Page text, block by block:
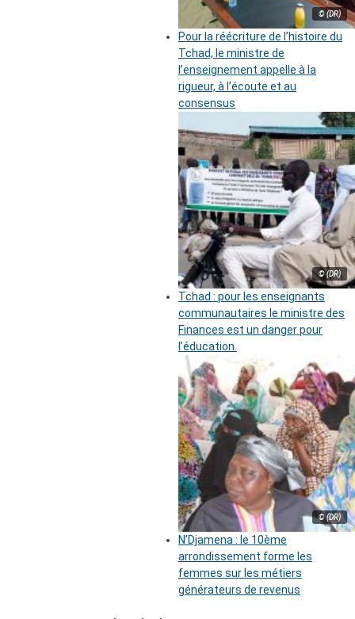
© (DR)
Pour la réécriture de l’histoire du
Tchad, le ministre de
l’enseignement appelle à la
rigueur, à l’écoute et au
consensus
© (DR)
Tchad : pour les enseignants
communautaires le ministre des
Finances est un danger pour
l’éducation.
© (DR)
N’Djamena : le 10ème
arrondissement forme les
femmes sur les métiers
générateurs de revenus